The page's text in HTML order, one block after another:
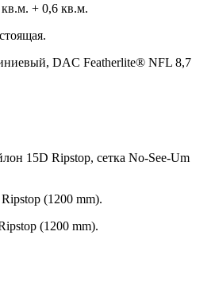
кв.м. + 0,6 кв.м.
DAC Featherlite® NFL 8,7
15D Ripstop, сетка No-See-Um
(1200 mm).
(1200 mm).